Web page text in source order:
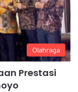
Olahraga
Prestasi